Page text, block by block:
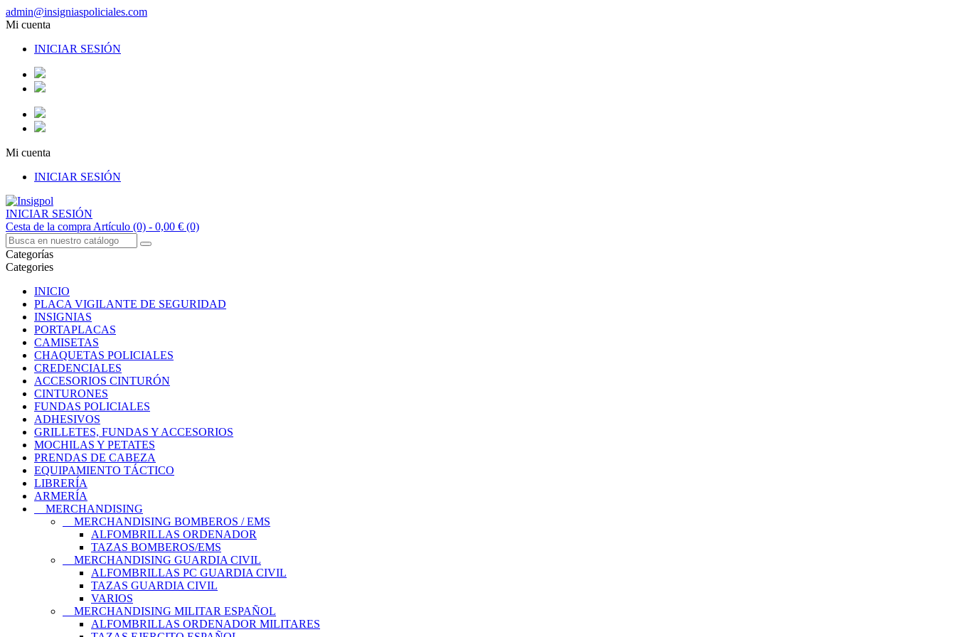
admin@insigniaspoliciales.com
Mi cuenta
INICIAR SESIÓN
Mi cuenta
INICIAR SESIÓN
INICIAR SESIÓN
Cesta de la compra Artículo (0) - 0,00 € (0)
Categorías
Categories
INICIO
PLACA VIGILANTE DE SEGURIDAD
INSIGNIAS
PORTAPLACAS
CAMISETAS
CHAQUETAS POLICIALES
CREDENCIALES
ACCESORIOS CINTURÓN
CINTURONES
FUNDAS POLICIALES
ADHESIVOS
GRILLETES, FUNDAS Y ACCESORIOS
MOCHILAS Y PETATES
PRENDAS DE CABEZA
EQUIPAMIENTO TÁCTICO
LIBRERÍA
ARMERÍA
MERCHANDISING
MERCHANDISING BOMBEROS / EMS
ALFOMBRILLAS ORDENADOR
TAZAS BOMBEROS/EMS
MERCHANDISING GUARDIA CIVIL
ALFOMBRILLAS PC GUARDIA CIVIL
TAZAS GUARDIA CIVIL
VARIOS
MERCHANDISING MILITAR ESPAÑOL
ALFOMBRILLAS ORDENADOR MILITARES